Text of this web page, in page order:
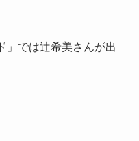
」では辻希美さんが出